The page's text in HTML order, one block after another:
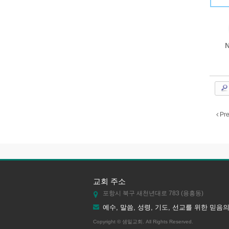
교회 주소
포항시 북구 새천년대로 783 (용흥동)
예수, 말씀, 성령, 기도, 선교를 위한 믿음
Copyright © 샘밑교회. All Rights Reserved.